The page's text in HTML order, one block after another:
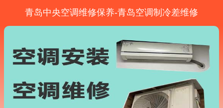
青岛中央空调维修保养-青岛空调制冷差维修